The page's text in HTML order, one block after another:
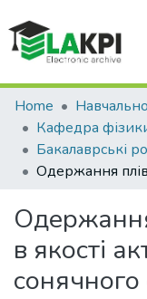
Communities &
All of DSpace
Statistics
Home
в якості